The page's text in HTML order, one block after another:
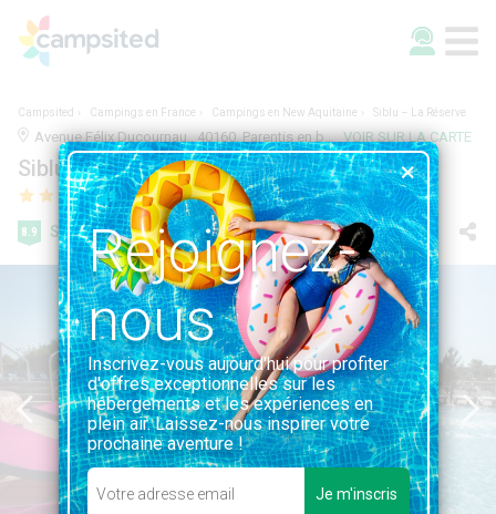
Campsited Campings en France Campings en New Aquitaine Siblu – La Réserve
Avenue Félix Ducournau,, 40160, Parentis en born, France | 9.0KM DE PARENTIS EN BORN VOIR SUR LA CARTE
Siblu – La Réserve
8.9 Super 11 avis
Rejoignez-
nous
Inscrivez-vous aujourd'hui pour profiter
d'offres exceptionnelles sur les
hébergements et les expériences en
plein air. Laissez-nous inspirer votre
prochaine aventure !
Je m'inscris